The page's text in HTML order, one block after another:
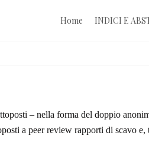
Home INDICI E
– nella forma del doppio
a peer review rapporti di scavo e,